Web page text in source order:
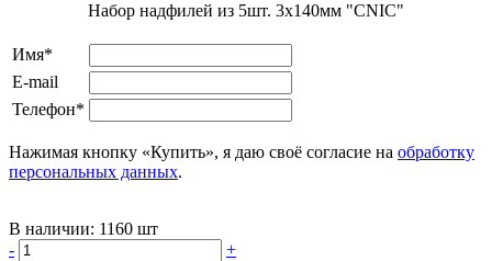
Набор надфилей из 5шт. 3х140мм "CNIC"
Имя*
E-mail
Телефон*
Нажимая кнопку «Купить», я даю своё согласие на обработку
персональных данных.
В наличии: 1160 шт
-
+